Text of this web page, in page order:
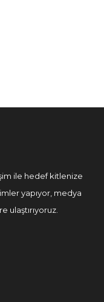
ile hedef kitlenize
yapıyor, medya
ulaştırıyoruz.